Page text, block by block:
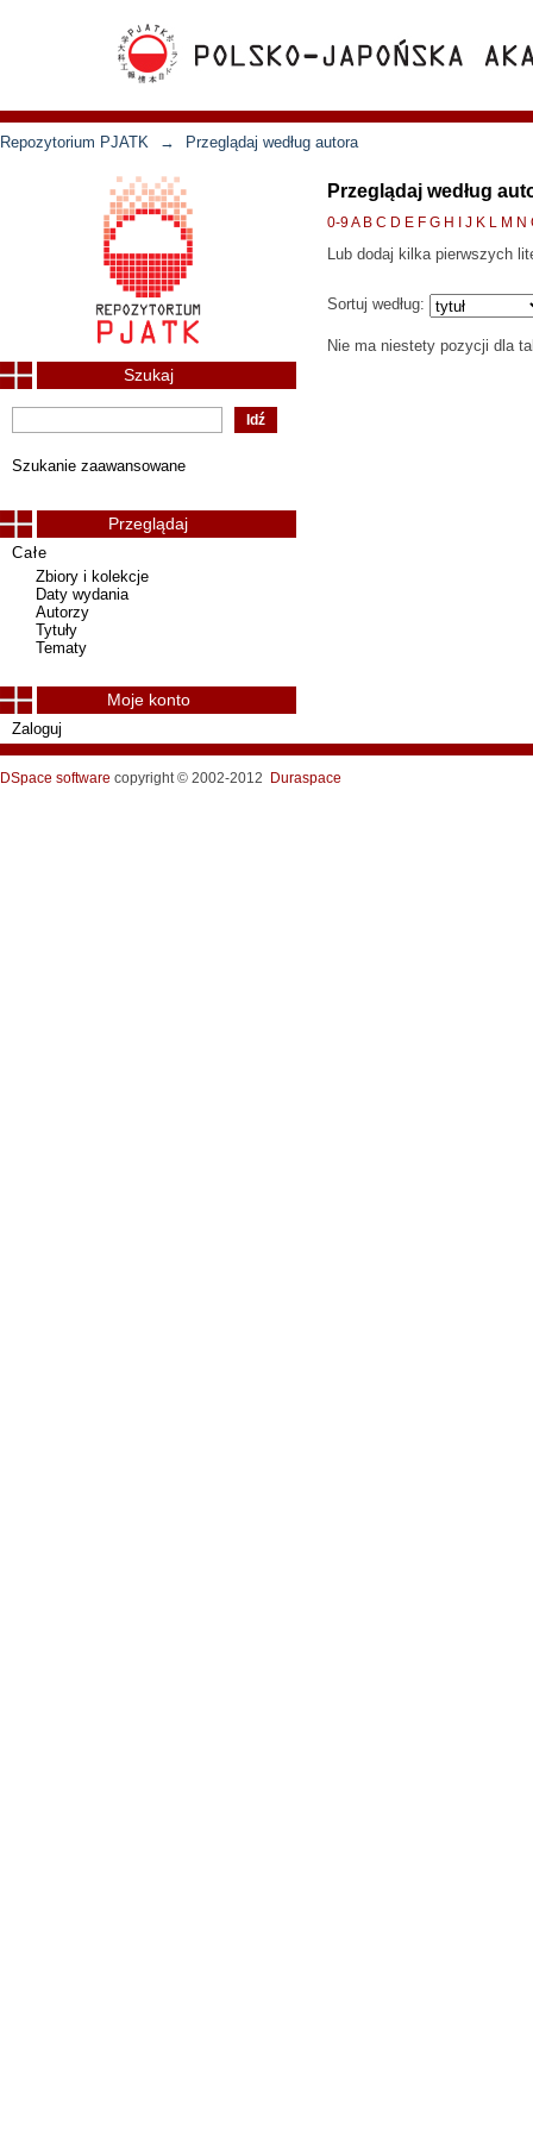
Repozytorium PJATK → Przeglądaj według autora
Przeglądaj według
0-9A B C D E F G H J K L M N
Lub dodaj kilka pierwszych
Sortuj według:
Nie ma niestety pozycji dla
Szukaj
Szukanie zaawansowane
Przeglądaj
Całe
Zbiory i kolekcje
Daty wydania
Autorzy
Tytuły
Tematy
Moje konto
Zaloguj
DSpace software copyright © 2002-2012 Duraspace